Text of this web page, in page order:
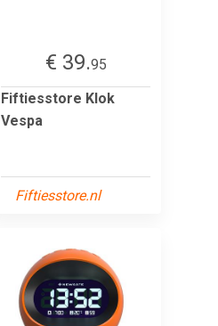
€ 39.95
Fiftiesstore Klok
Vespa
Fiftiesstore.nl